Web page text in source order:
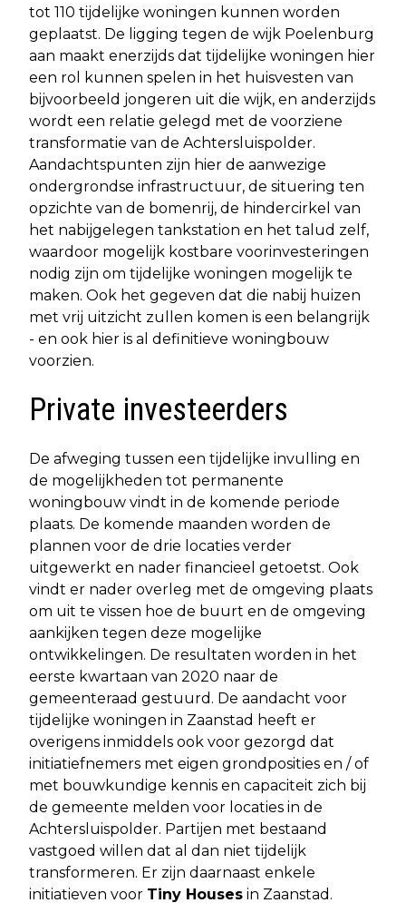
tot 110 tijdelijke woningen kunnen worden
geplaatst. De ligging tegen de wijk Poelenburg
aan maakt enerzijds dat tijdelijke woningen hier
een rol kunnen spelen in het huisvesten van
bijvoorbeeld jongeren uit die wijk, en anderzijds
wordt een relatie gelegd met de voorziene
transformatie van de Achtersluispolder.
Aandachtspunten zijn hier de aanwezige
ondergrondse infrastructuur, de situering ten
opzichte van de bomenrij, de hindercirkel van
het nabijgelegen tankstation en het talud zelf,
waardoor mogelijk kostbare voorinvesteringen
nodig zijn om tijdelijke woningen mogelijk te
maken. Ook het gegeven dat die nabij huizen
met vrij uitzicht zullen komen is een belangrijk
- en ook hier is al definitieve woningbouw
voorzien.
Private investeerders
De afweging tussen een tijdelijke invulling en
de mogelijkheden tot permanente
woningbouw vindt in de komende periode
plaats. De komende maanden worden de
plannen voor de drie locaties verder
uitgewerkt en nader financieel getoetst. Ook
vindt er nader overleg met de omgeving plaats
om uit te vissen hoe de buurt en de omgeving
aankijken tegen deze mogelijke
ontwikkelingen. De resultaten worden in het
eerste kwartaan van 2020 naar de
gemeenteraad gestuurd. De aandacht voor
tijdelijke woningen in Zaanstad heeft er
overigens inmiddels ook voor gezorgd dat
initiatiefnemers met eigen grondposities en / of
met bouwkundige kennis en capaciteit zich bij
de gemeente melden voor locaties in de
Achtersluispolder. Partijen met bestaand
vastgoed willen dat al dan niet tijdelijk
transformeren. Er zijn daarnaast enkele
initiatieven voor Tiny Houses in Zaanstad.